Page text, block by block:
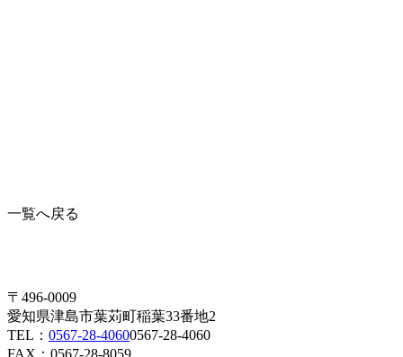
一覧へ戻る
〒496-0009
愛知県津島市葉苅町稲葉33番地2
TEL： 0567-28-40600567-28-4060
FAX：0567-28-8059